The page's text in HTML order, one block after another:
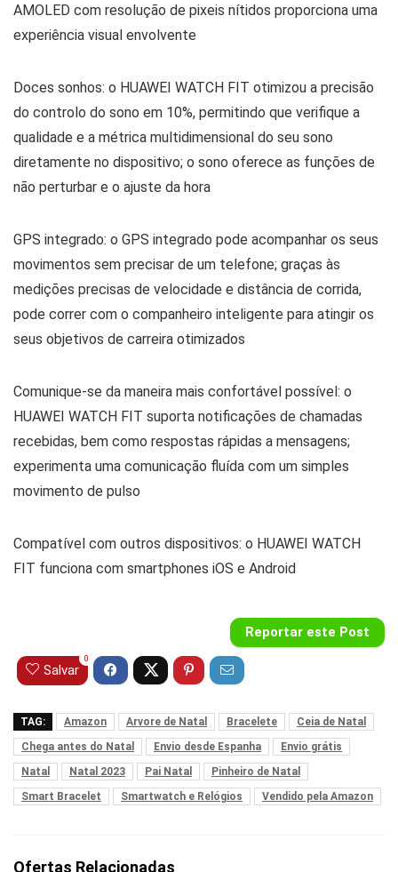
AMOLED com resolução de pixeis nítidos proporciona uma
experiência visual envolvente
Doces sonhos: o HUAWEI WATCH FIT otimizou a precisão
do controlo do sono em 10%, permitindo que verifique a
qualidade e a métrica multidimensional do seu sono
diretamente no dispositivo; o sono oferece as funções de
não perturbar e o ajuste da hora
GPS integrado: o GPS integrado pode acompanhar os seus
movimentos sem precisar de um telefone; graças às
medições precisas de velocidade e distância de corrida,
pode correr com o companheiro inteligente para atingir os
seus objetivos de carreira otimizados
Comunique-se da maneira mais confortável possível: o
HUAWEI WATCH FIT suporta notificações de chamadas
recebidas, bem como respostas rápidas a mensagens;
experimenta uma comunicação fluída com um simples
movimento de pulso
Compatível com outros dispositivos: o HUAWEI WATCH
FIT funciona com smartphones iOS e Android
Reportar este Post
Salvar
0
TAG: Amazon Arvore de Natal Bracelete
Ceia de Natal
Chega antes do Natal
Envio desde Espanha
Envio grátis
Natal
Natal 2023 Pai Natal
Pinheiro de Natal
Smart Bracelet
Smartwatch e Relógios Vendido pela Amazon
Ofertas Relacionadas